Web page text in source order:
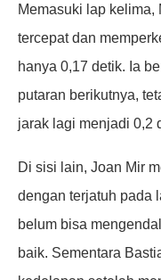
Memasuki lap kelima,
tercepat dan
hanya 0,17 detik. Ia
putaran berikutnya,
jarak lagi menjadi 0,2
Di sisi lain, Joan Mir
dengan terjatuh pada
belum bisa
baik. Sementara